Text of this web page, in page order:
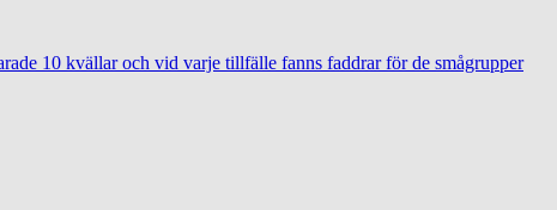
10 kvällar och vid varje tillfälle fanns faddrar för de smågrupper